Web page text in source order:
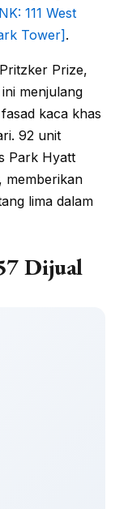
111 West
Tower].
Prize,
menjulang
kaca khas
92 unit
Park Hyatt
memberikan
lima dalam
Dijual